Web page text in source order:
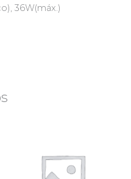
36W(máx.)